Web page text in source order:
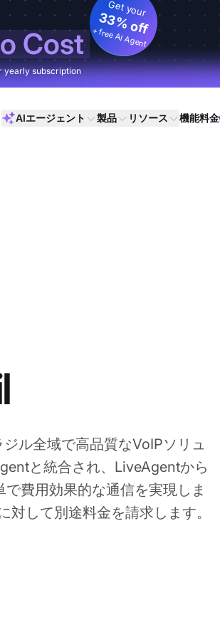
Cost
Get your
33% off
+ free AI Agent
yearly subscription
AIエージェント 製品 リソース 機能料金
ル全域で高品質なVoIPソリュ
と統合され、LiveAgentから
費用効果的な通信を実現しま
して別途料金を請求します。